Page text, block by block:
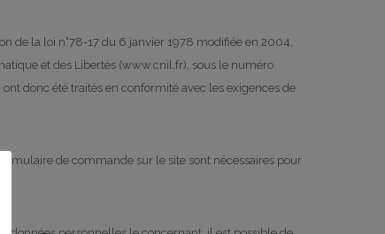
de la loi n°78-17 du 6 janvier 1978 modifiée en 2004,
et des Libertés (www.cnil.fr), sous le numéro
donc été traités en conformité avec les exigences de
de commande sur le site sont nécessaires pour